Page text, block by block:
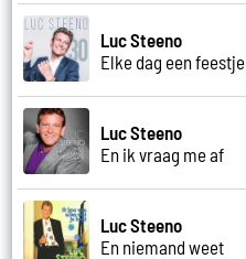
Luc Steeno
Elke dag een feestje
Luc Steeno
En ik vraag me af
Luc Steeno
En niemand weet